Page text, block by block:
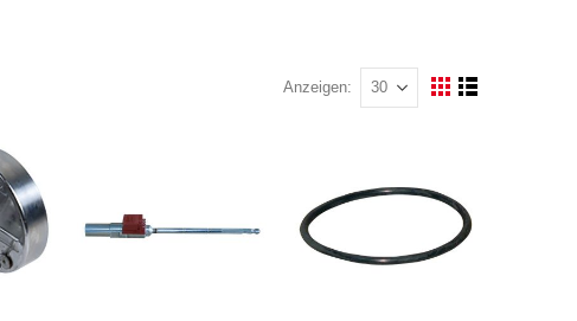
Anzeigen
Ansicht